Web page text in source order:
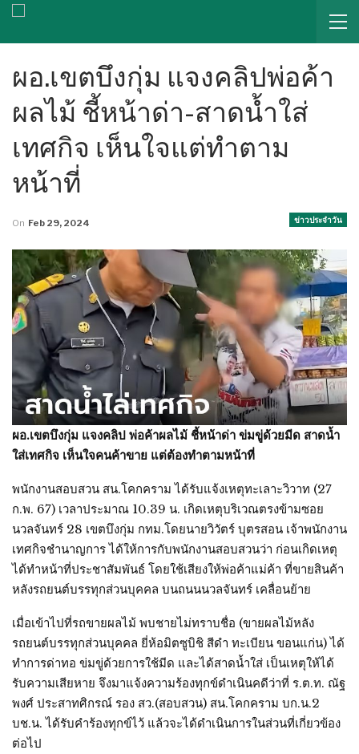
ผอ.เขตบึงกุ่ม แจงคลิปพ่อค้า
ผลไม้ ชี้หน้าด่า-สาดน้ำใส่
เทศกิจ เห็นใจแต่ทำตาม
หน้าที่
ข่าวประจำวัน
On Feb 29, 2024
ผอ.เขตบึงกุ่ม แจงคลิป พ่อค้าผลไม้ ชี้หน้าด่า ข่มขู่ด้วยมีด สาดน้ำ
ใส่เทศกิจ เห็นใจคนค้าขาย แต่ต้องทำตามหน้าที่
พนักงานสอบสวน สน.โคกคราม ได้รับแจ้งเหตุทะเลาะวิวาท (27
ก.พ. 67) เวลาประมาณ 10.39 น. เกิดเหตุบริเวณตรงข้ามซอย
นวลจันทร์ 28 เขตบึงกุ่ม กทม.โดยนายวิวัตร์ บุตรสอน เจ้าพนักงาน
เทศกิจชำนาญการ ได้ให้การกับพนักงานสอบสวนว่า ก่อนเกิดเหตุ
ได้ทำหน้าที่ประชาสัมพันธ์ โดยใช้เสียงให้พ่อค้าแม่ค้า ที่ขายสินค้า
หลังรถยนต์บรรทุกส่วนบุคคล บนถนนนวลจันทร์ เคลื่อนย้าย
เมื่อเข้าไปที่รถขายผลไม้ พบชายไม่ทราบชื่อ (ขายผลไม้หลัง
รถยนต์บรรทุกส่วนบุคคล ยี่ห้อมิตซูบิชิ สีดำ ทะเบียน ขอนแก่น) ได้
ทำการด่าทอ ข่มขู่ด้วยการใช้มีด และได้สาดน้ำใส่ เป็นเหตุให้ได้
รับความเสียหาย จึงมาแจ้งความร้องทุกข์ดำเนินคดีว่าที่ ร.ต.ท. ณัฐ
พงศ์ ประสาทศิกรณ์ รอง สว.(สอบสวน) สน.โคกคราม บก.น.2
บช.น. ได้รับคำร้องทุกข์ไว้ แล้วจะได้ดำเนินการในส่วนที่เกี่ยวข้อง
ต่อไป